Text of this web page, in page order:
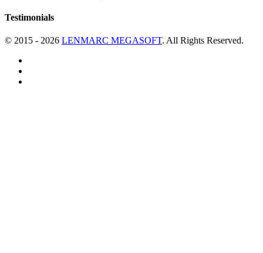
Testimonials
© 2015 - 2026 LENMARC MEGASOFT. All Rights Reserved.